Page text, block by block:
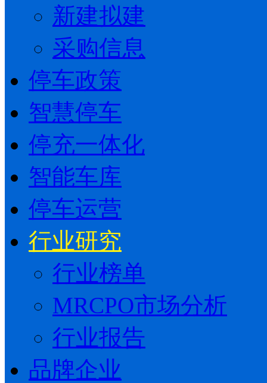
新建拟建
采购信息
停车政策
智慧停车
停充一体化
智能车库
停车运营
行业研究
行业榜单
MRCPO市场分析
行业报告
品牌企业